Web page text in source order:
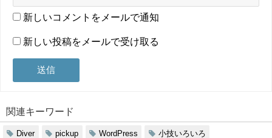
新しいコメントをメールで通知
新しい投稿をメールで受け取る
関連キーワード
Diver pickup WordPress 小技いろいろ